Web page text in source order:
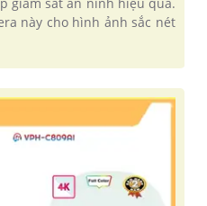
này cho hình ảnh sắc nét